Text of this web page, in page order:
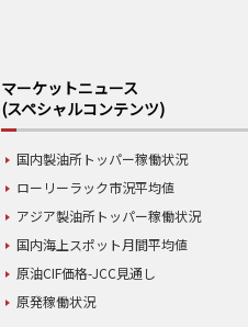
マーケットニュース
(スペシャルコンテンツ)
国内製油所トッパー稼働状況
ローリーラック市況平均値
アジア製油所トッパー稼働状況
国内海上スポット月間平均値
原油CIF価格-JCC見通し
原発稼働状況